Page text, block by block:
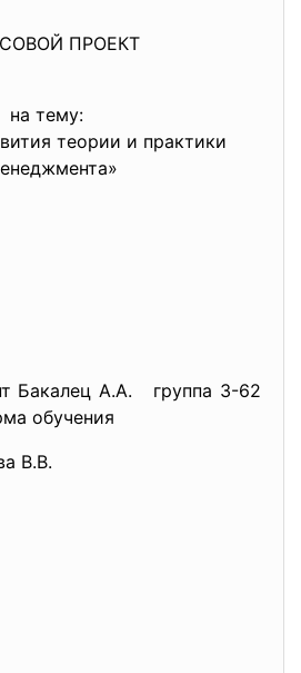
ПРОЕКТ
на тему:
теории и практики
Бакалец А.А. группа 3-62
обучения
В.В.